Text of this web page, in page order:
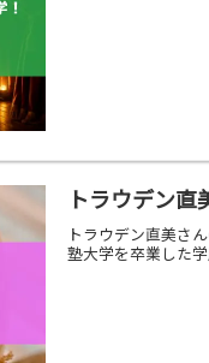
トラウデン
トラウデン直美さ
塾大学を卒業した